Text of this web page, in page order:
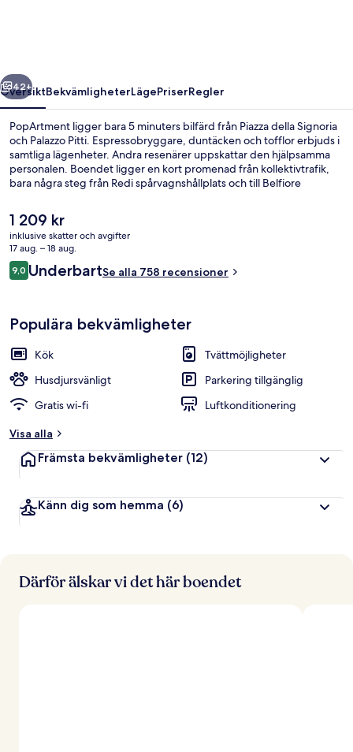
Nästa
42+
ÖversiktBekvämligheterLägePriserRegler
PopArtment ligger bara 5 minuters bilfärd från Piazza della Signoria
och Palazzo Pitti. Espressobryggare, duntäcken och tofflor erbjuds i
samtliga lägenheter. Andra resenärer uppskattar den hjälpsamma
personalen. Boendet ligger en kort promenad från kollektivtrafik,
bara några steg från Redi spårvagnshållplats och till Belfiore
Det
nuvarande
priset
är
1 209 kr
1 209 kr
inklusive skatter och avgifter
17 aug. – 18 aug.
Recensioner
9,09,0 av 10,
UnderbartSe alla 758 recensioner
Populära bekvämligheter
Kök
Tvättmöjligheter
Husdjursvänligt
Parkering tillgänglig
Gratis wi-fi
Luftkonditionering
Visa alla
Främsta bekvämligheter (12)
Känn dig som hemma (6)
Därför älskar vi det här boendet